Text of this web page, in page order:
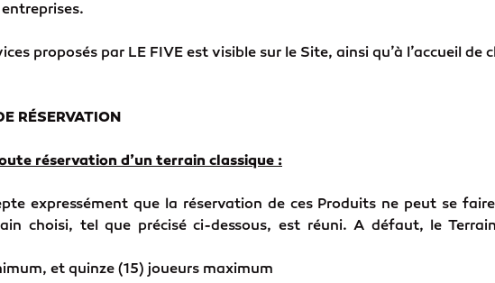
proposés par LE FIVE est visible sur le Site, ainsi qu’à l’accueil de
RÉSERVATION
réservation d’un terrain classique :
expressément que la réservation de ces Produits ne peut se
choisi, tel que précisé ci-dessous, est réuni. A défaut, le
et quinze (15) joueurs maximum